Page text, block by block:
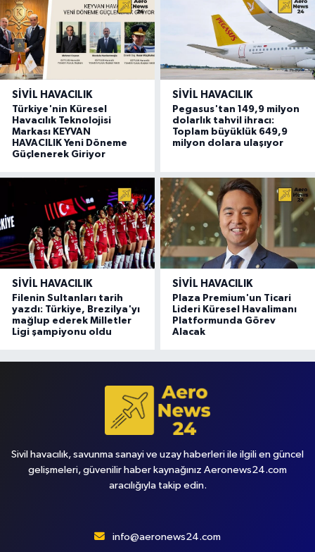
SIVIL HAVACILIK
Türkiye'nin Küresel
Havacılık Teknolojisi
Markası KEYVAN
HAVACILIK Yeni Döneme
Güçlenerek Giriyor
SIVIL HAVACILIK
Pegasus'tan 149,9 milyon
dolarlık tahvil ihracı:
Toplam büyüklük 649,9
milyon dolara ulaşıyor
SIVIL HAVACILIK
Filenin Sultanları tarih
yazdı: Türkiye, Brezilya'yı
mağlup ederek Milletler
Ligi şampiyonu oldu
SIVIL HAVACILIK
Plaza Premium'un Ticari
Lideri Küresel Havalimanı
Platformunda Görev
Alacak
Sivil havacılık, savunma sanayi ve uzay haberleri ile ilgili en güncel
gelişmeleri, güvenilir haber kaynağınız Aeronews24.com
aracılığıyla takip edin.
info@aeronews24.com